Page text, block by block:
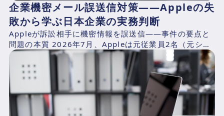
企業機密メール誤送信対策——Appleの失
敗から学ぶ日本企業の実務判断
Appleが訴訟相手に機密情報を誤送信——事件の要点と
問題の本質 2026年7月、Appleは元従業員2名（元シニ
アシステムズエンジニアのChang Liuおよ...